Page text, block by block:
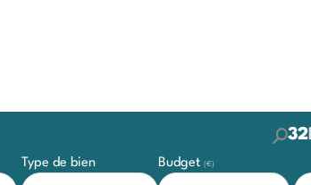
32
Type de bien Budget (€)